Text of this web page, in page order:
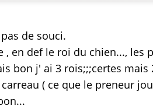
de souci.
, en def le roi du chien..., les
bon j' ai 3 rois;;;certes
( ce que le preneur